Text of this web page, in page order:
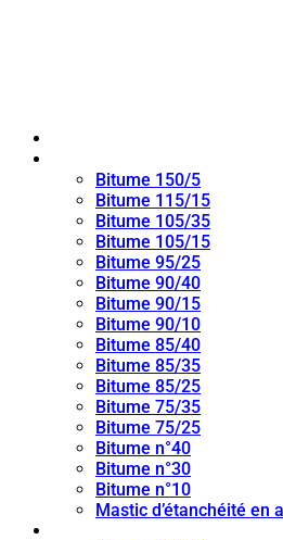
Bitume 150/5
Bitume 115/15
Bitume 105/35
Bitume 105/15
Bitume 95/25
Bitume 90/40
Bitume 90/15
Bitume 90/10
Bitume 85/40
Bitume 85/35
Bitume 85/25
Bitume 75/35
Bitume 75/25
Bitume n°40
Bitume n°30
Bitume n°10
Mastic d’étanchéité en